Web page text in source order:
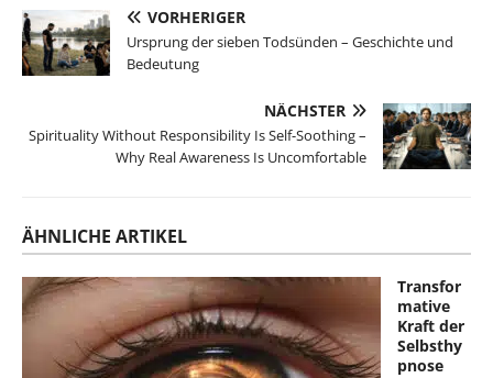
VORHERIGER
Ursprung der sieben Todsünden – Geschichte und
Bedeutung
NÄCHSTER
Spirituality Without Responsibility Is Self-Soothing –
Why Real Awareness Is Uncomfortable
ÄHNLICHE ARTIKEL
Transfor
mative
Kraft der
Selbsthy
pnose